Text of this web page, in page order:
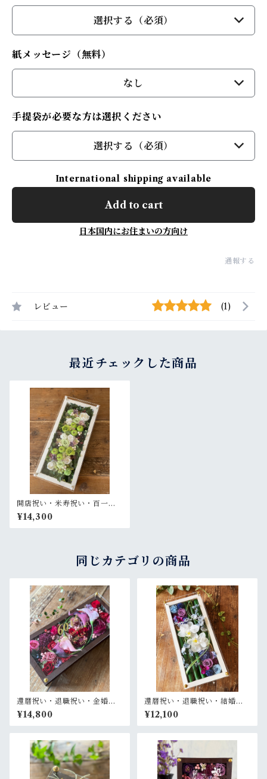
選択する（必須）
紙メッセージ（無料）
なし
手提袋が必要な方は選択ください
選択する（必須）
International shipping available
Add to cart
日本国内にお住まいの方向け
通報する
レビュー (1)
最近チェックした商品
開店祝い・米寿祝い・百一賀
祝い【名入れ】プリザーブド
フラワーアレンジ ウッドフレ
ーム 木枠ロング〈アイビー白
¥14,300
同じカテゴリの商品
還暦祝い・退職祝い・金婚式
祝い・周年祝い【名入れ ゴー
ルド文字】プリザーブドフラ
ワーアレンジ ウッドフレーム
ー〉
¥14,800
還暦祝い・退職祝い・結婚式
両親贈呈品【名入れ】プリザ
ーブドフラワーアレンジ 和風
白木枠ロング〈竹 青紫 〉名入
式両親贈呈品に
¥12,100